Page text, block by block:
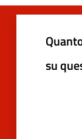
su